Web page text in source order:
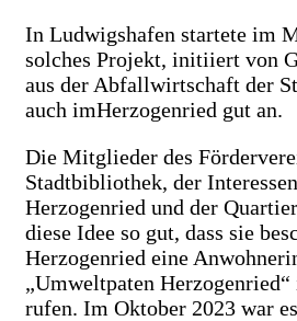
In Ludwigshafen startete im
solches Projekt, initiiert von
aus der Abfallwirtschaft der
auch imHerzogenried gut an.
Die Mitglieder des
Stadtbibliothek, der
Herzogenried und der
diese Idee so gut, dass sie
Herzogenried eine
„Umweltpaten Herzogenried“
rufen. Im Oktober 2023 war